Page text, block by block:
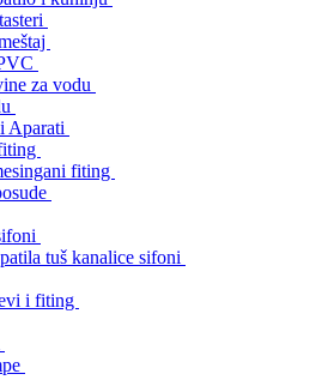
za vodu
Aparati
fiting
tuš kanalice sifoni
i fiting